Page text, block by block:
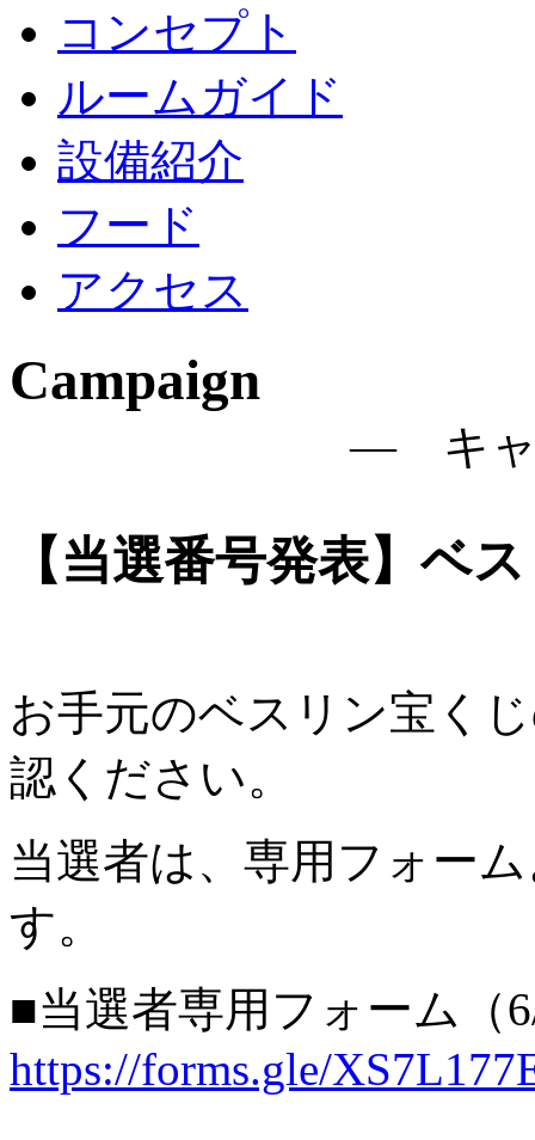
コンセプト
ルームガイド
設備紹介
フード
アクセス
Campaign
― キ
【当選番号発表】ベ
お手元のベスリン宝く
認ください。
当選者は、専用フォー
す。
■当選者専用フォーム（
https://forms.gle/